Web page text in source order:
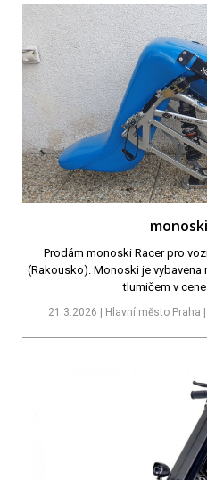
Prodám monoski Racer pro
(Rakousko). Monoski je
tlumičem v cene
21.3.2026 | Hlavní město Praha